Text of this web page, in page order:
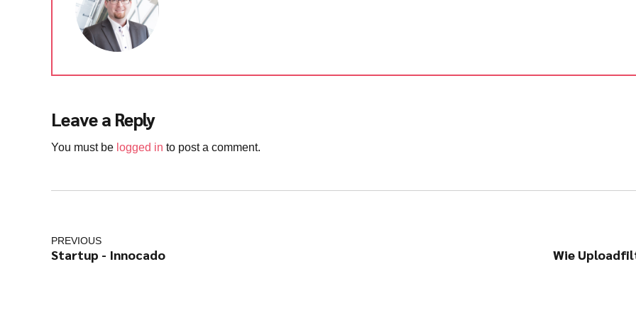
Leave a Reply
You must be logged in to post a comment.
PREVIOUS
Startup - Innocado Wie